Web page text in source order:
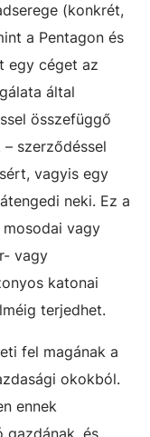
(konkrét,
a Pentagon és
egy céget az
által
összefüggő
szerződéssel
vagyis egy
neki. Ez a
vagy
vagy
katonai
terjedhet.
fel magának a
okokból.
ennek
gazdának, és